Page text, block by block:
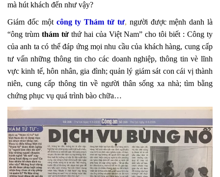
mà hút khách đến như vậy?
Giám đốc một công ty Thám tử tư, người được mệnh danh là
“ông trùm thám tửthứ hai của Việt Nam” cho tôi biết : Công ty
của anh ta có thể đáp ứng mọi nhu cầu của khách hàng, cung cấp
tư vấn những thông tin cho các doanh nghiệp, thông tin vè lĩnh
vực kinh tế, hôn nhân, gia đình; quản lý giám sát con cái vị thành
niên, cung cấp thông tin về người thân sống xa nhà; tìm bằng
chứng phục vụ quá trình bào chữa…